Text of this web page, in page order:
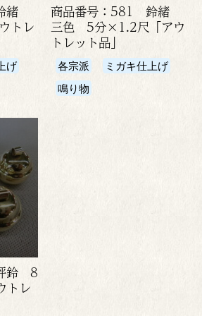
緒
トレ
げ
商品番号：581 鈴緒
三色 5分×1.2尺「アウ
トレット品」
各宗派
ミガキ仕上げ
鳴り物
鈴 8
トレ